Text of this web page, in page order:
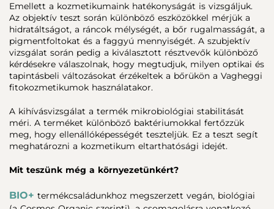
Emellett a kozmetikumaink hatékonyságát is vizsgáljuk.
Az objektív teszt során különböző eszközökkel mérjük a
hidratáltságot, a ráncok mélységét, a bőr rugalmasságát, a
pigmentfoltokat és a faggyú mennyiségét. A szubjektív
vizsgálat során pedig a kiválasztott résztvevők különböző
kérdésekre válaszolnak, hogy megtudjuk, milyen optikai és
tapintásbeli változásokat érzékeltek a bőrükön a Vagheggi
fitokozmetikumok használatakor.
A kihívásvizsgálat a termék mikrobiológiai stabilitását
méri. A terméket különböző baktériumokkal fertőzzük
meg, hogy ellenállóképességét teszteljük. Ez a teszt segít
meghatározni a kozmetikum eltarthatósági idejét.
Mit teszünk még a környezetünkért?
BIO+ termékcsaládunkhoz megszerzett vegán, biológiai